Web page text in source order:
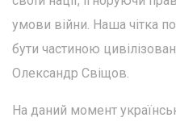
умови війни. Наша чітка
бути частиною
Олександр Свіщов.
На даний момент